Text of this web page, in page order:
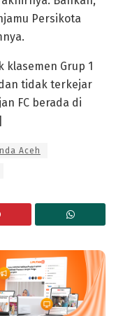
Persikota
Grup 1
tidak terkejar
FC berada di
Aceh